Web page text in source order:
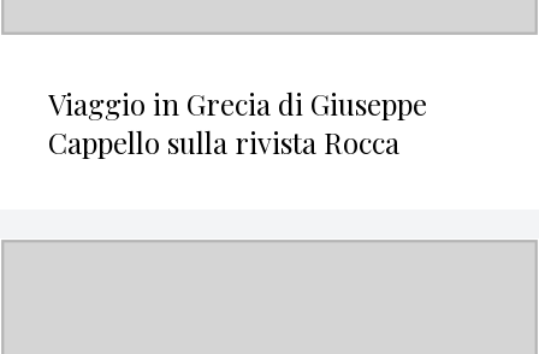
Viaggio in Grecia di Giuseppe
Cappello sulla rivista Rocca